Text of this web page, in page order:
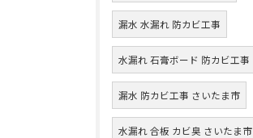
漏水 水漏れ 防カビ工事
水漏れ 石膏ボード 防カビ工事
漏水 防カビ工事 さいたま市
水漏れ 合板 カビ臭 さいたま市